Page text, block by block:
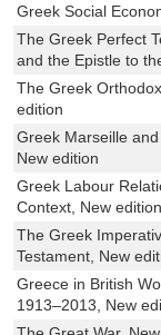
Greek Social
The Greek Perfect
and the Epistle to
The Greek
edition
Greek Marseille
New edition
Greek Labour
Context, New edition
The Greek
Testament, New
Greece in British
1913–2013, New